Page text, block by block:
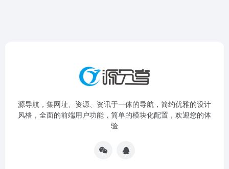
源导航，集网址、资源、资讯于一体的导航，简约优雅的设计
风格，全面的前端用户功能，简单的模块化配置，欢迎您的体
验